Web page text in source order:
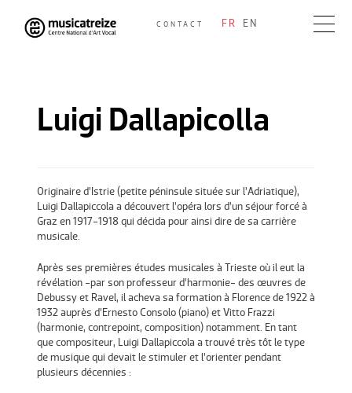
Skip
to
CONTACT FR EN
Luigi Dallapicolla
Originaire d’Istrie (petite péninsule située sur l’Adriatique),
Luigi Dallapiccola a découvert l’opéra lors d’un séjour forcé à
Graz en 1917-1918 qui décida pour ainsi dire de sa carrière
musicale.
Après ses premières études musicales à Trieste où il eut la
révélation -par son professeur d’harmonie- des œuvres de
Debussy et Ravel, il acheva sa formation à Florence de 1922 à
1932 auprès d’Ernesto Consolo (piano) et Vitto Frazzi
(harmonie, contrepoint, composition) notamment. En tant
que compositeur, Luigi Dallapiccola a trouvé très tôt le type
de musique qui devait le stimuler et l’orienter pendant
plusieurs décennies :